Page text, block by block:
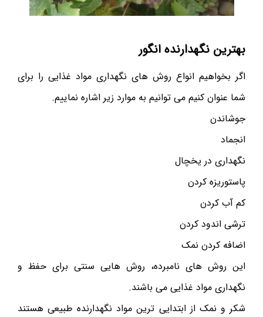
بهترین نگهدارنده انگور
اگر بخواهیم انواع روش های نگهداری مواد غذایی را برای
شما عنوان کنیم می توانیم به موارد زیر اشاره نماییم.
جوشاندن
انجماد
نگهداری در یخچال
پاستوریزه کردن
کم آب کردن
ترشی اندود کردن
اضافه کردن نمک
این روش های نامبرده، روش هایی سنتی برای حفظ و
نگهداری مواد غذایی می باشند.
شکر و نمک از ابتدایی ترین مواد نگهدارنده طبیعی هستند